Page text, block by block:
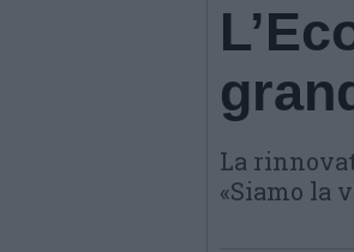
La
«Siamo la